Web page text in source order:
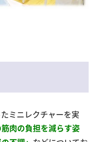
ミニレクチャーを実
筋肉の負担を減らす姿